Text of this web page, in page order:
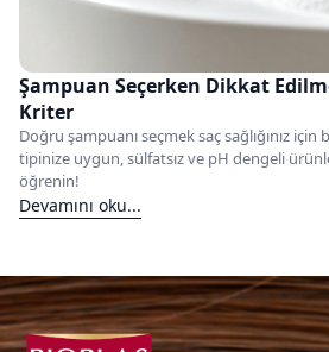
Şampuan Seçerken Dikkat
Kriter
Doğru şampuanı seçmek saç sağlığınız için
tipinize uygun, sülfatsız ve pH dengeli
öğrenin!
Devamını oku...